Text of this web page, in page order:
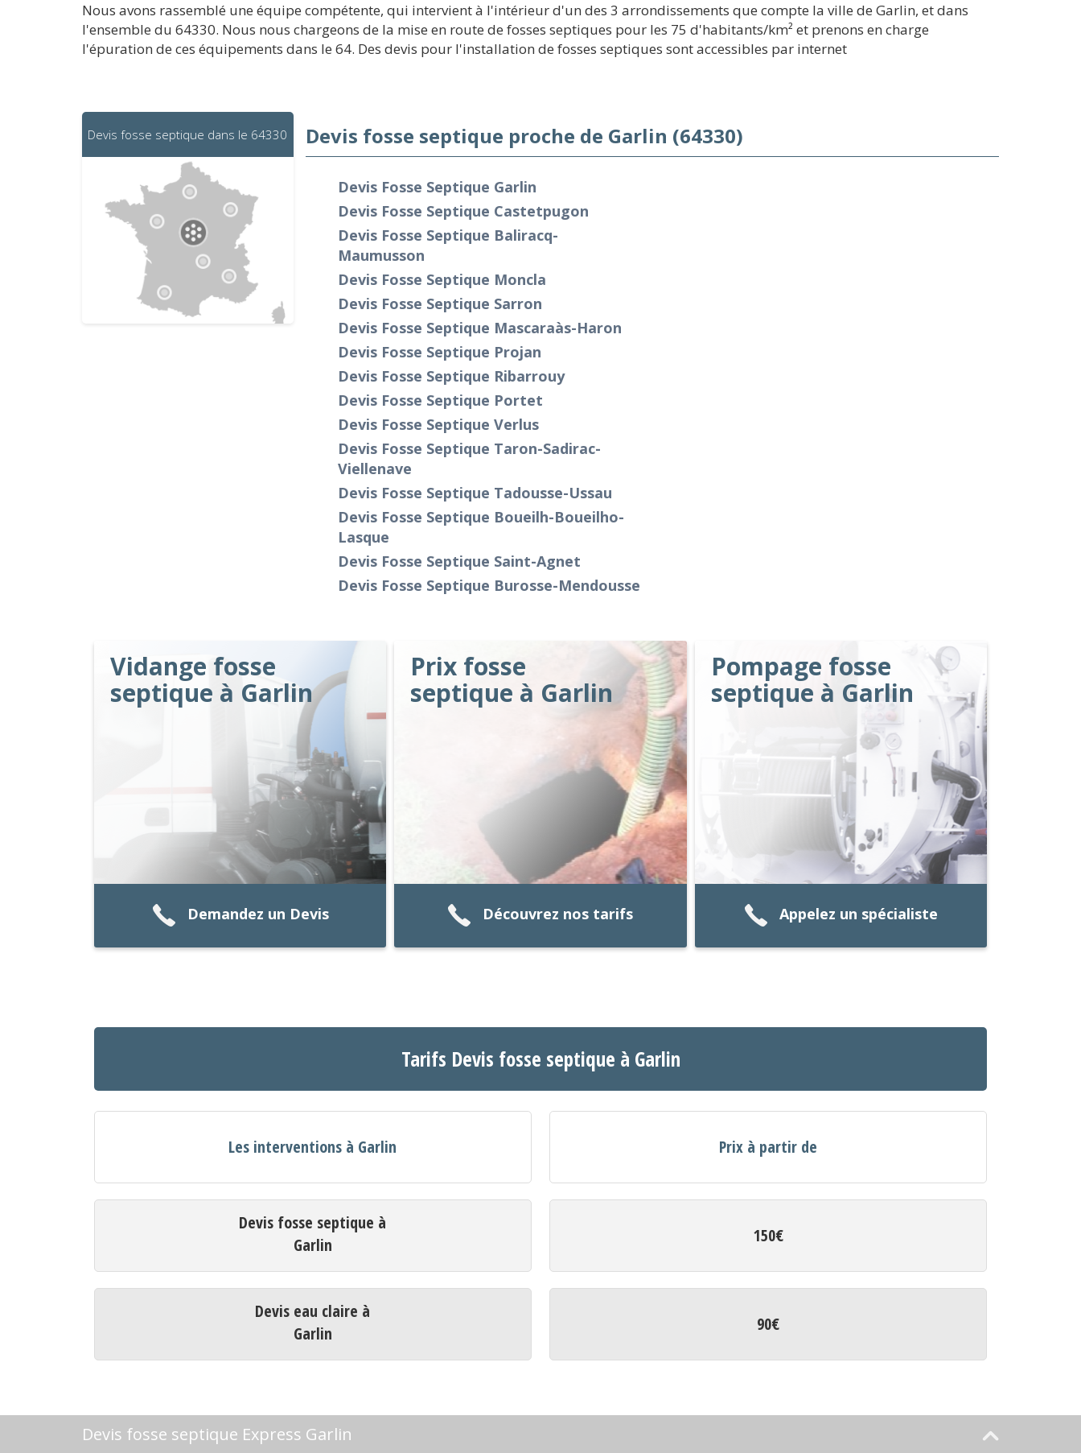
Nous avons rassemblé une équipe compétente, qui intervient à l'intérieur d'un des 3 arrondissements que compte la ville de Garlin, et dans
l'ensemble du 64330. Nous nous chargeons de la mise en route de fosses septiques pour les 75 d'habitants/km² et prenons en charge
l'épuration de ces équipements dans le 64. Des devis pour l'installation de fosses septiques sont accessibles par internet
Devis fosse septique dans le 64330 Devis fosse septique proche de Garlin (64330)
Devis Fosse Septique Garlin
Devis Fosse Septique Castetpugon
Devis Fosse Septique Baliracq-
Maumusson
Devis Fosse Septique Moncla
Devis Fosse Septique Sarron
Devis Fosse Septique Mascaraàs-Haron
Devis Fosse Septique Projan
Devis Fosse Septique Ribarrouy
Devis Fosse Septique Portet
Devis Fosse Septique Verlus
Devis Fosse Septique Taron-Sadirac-
Viellenave
Devis Fosse Septique Tadousse-Ussau
Devis Fosse Septique Boueilh-Boueilho-
Lasque
Devis Fosse Septique Saint-Agnet
Devis Fosse Septique Burosse-Mendousse
Vidange fosse
septique à Garlin
Demandez un Devis
Prix fosse
septique à Garlin
Découvrez nos tarifs
Pompage fosse
septique à Garlin
Appelez un spécialiste
Tarifs Devis fosse septique à Garlin
Les interventions à Garlin Prix à partir de
Devis fosse septique à
Garlin
150€
Devis eau claire à
Garlin
90€
Devis fosse septique Express Garlin